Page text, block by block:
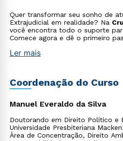
Quer transformar seu sonho de
Extrajudicial em realidade? Na
você encontra todo o suporte
Comece agora e dê o primeiro
Ler mais
Coordenação do Curso
Manuel Everaldo da Silva
Doutorando em Direito Político e
Universidade Presbiteriana
Àrea de Concentração, Direito